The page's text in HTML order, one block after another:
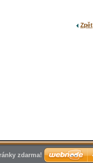
Zpět
zdarma!